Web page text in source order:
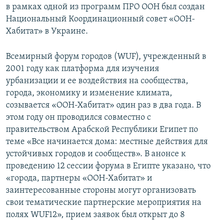
в рамках одной из программ ПРО ООН был создан
Национальный Координационный совет «ООН-
Хабитат» в Украине.
Всемирный форум городов (WUF), учрежденный в
2001 году как платформа для изучения
урбанизации и ее воздействия на сообщества,
города, экономику и изменение климата,
созывается «ООН-Хабитат» один раз в два года. В
этом году он проводился совместно с
правительством Арабской Республики Египет по
теме «Все начинается дома: местные действия для
устойчивых городов и сообществ». В анонсе к
проведению 12 сессии форума в Египте указано, что
«города, партнеры «ООН-Хабитат» и
заинтересованные стороны могут организовать
свои тематические партнерские мероприятия на
полях WUF12», прием заявок был открыт до 8